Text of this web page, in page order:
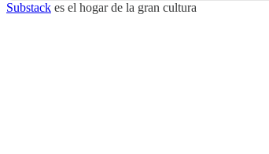
Substack es el hogar de la gran cultura